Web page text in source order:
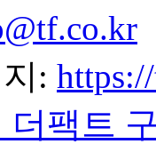
:
더팩트